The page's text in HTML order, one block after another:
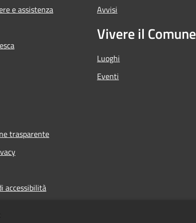
e assistenza
Avvisi
Vivere il Comune
Luoghi
Eventi
trasparente
accessibilità